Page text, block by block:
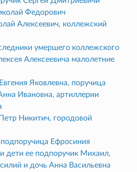
Федорович
Алексеевич, коллежский
умершего коллежского
Алексеевича малолетние
Яковлевна, поручица
Ивановна, артиллерии
Никитич, городовой
подпоручица Ефросиния
дети ее подпоручик Михаил,
и дочь Анна Васильевна